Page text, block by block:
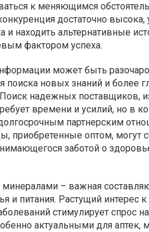
к меняющимся
достаточно
находить альтернативные
фактором успеха.
информации может быть
новых знаний и более
надежных поставщиков,
времени и усилий, но в
партнерским
приобретенные оптом, могут
заботой о
минералами – важная
и питания. Растущий интерес
стимулирует спрос
актуальными для аптек,